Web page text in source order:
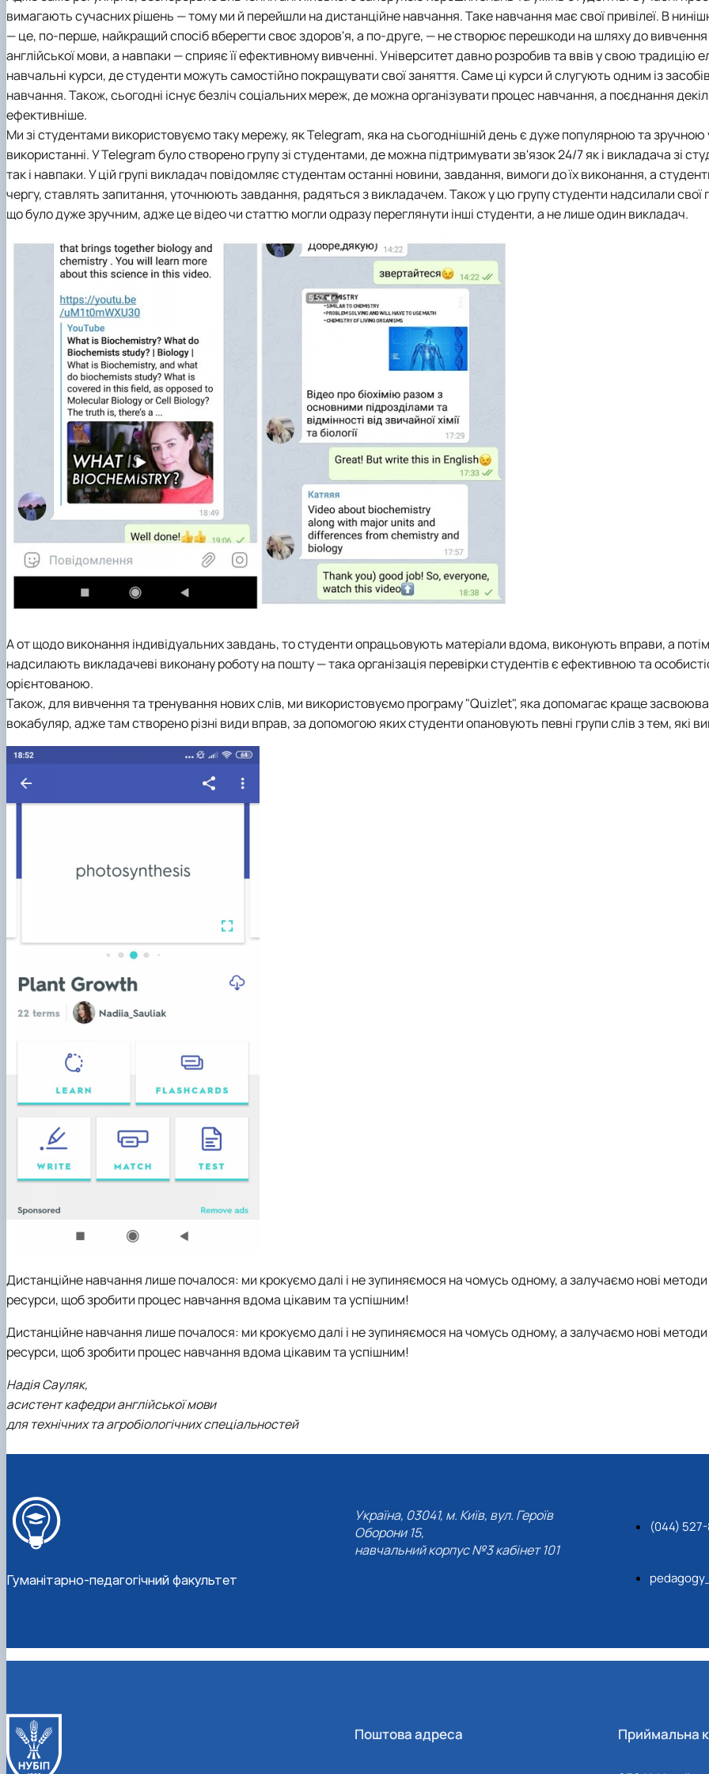
Фотостудія
Телестудія
Галерея відомих випускників
Відповідальні за інформаційне наповнення веб-сторінки факультету
Виховна робота
Пам'яті студентів та випускників факультету – захисників України
Вартість навчання
Центр профорієнтаційної роботи та сприяння працевлаштуванню студентської молоді
ДЕНЬ ВІДКРИТИХ ДВЕРЕЙ
Старостат
Електронні навчальні курси (Elearn)
Наукові школи
Кафедра англійської філології
Кафедра фізичної культури і спорту
Кафедра філософії та міжнародної комунікації
Кафедра психології
Кафедра культурології
вимагають сучасних рішень — тому ми й перейшли на дистанційне навчання. Таке навчання має свої привілеї. В
— це, по-перше, найкращий спосіб вберегти своє здоров'я, а по-друге, — не створює перешкоди на шляху до вивчення
англійської мови, а навпаки — сприяє її ефективному вивченні. Університет давно розробив та ввів у свою традицію
навчальні курси, де студенти можуть самостійно покращувати свої заняття. Саме ці курси й слугують одним із
навчання. Також, сьогодні існує безліч соціальних мереж, де можна організувати процес навчання, а поєднання
ефективніше.
Ми зі студентами використовуємо таку мережу, як Telegram, яка на сьогоднішній день є дуже популярною та зручною
використанні. У Telegram було створено групу зі студентами, де можна підтримувати зв'язок 24/7 як і викладача зі
так і навпаки. У цій групі викладач повідомляє студентам останні новини, завдання, вимоги до їх виконання, а
чергу, ставлять запитання, уточнюють завдання, радяться з викладачем. Також у цю групу студенти надсилали свої
що було дуже зручним, адже це відео чи статтю могли одразу переглянути інші студенти, а не лише один викладач.
А от щодо виконання індивідуальних завдань, то студенти опрацьовують матеріали вдома, виконують вправи, а потім
надсилають викладачеві виконану роботу на пошту — така організація перевірки студентів є ефективною та
орієнтованою.
Також, для вивчення та тренування нових слів, ми використовуємо програму "Quizlet", яка допомагає краще
вокабуляр, адже там створено різні види вправ, за допомогою яких студенти опановують певні групи слів з тем, які
Дистанційне навчання лише почалося: ми крокуємо далі і не зупиняємося на чомусь одному, а залучаємо нові методи
ресурси, щоб зробити процес навчання вдома цікавим та успішним!
Дистанційне навчання лише почалося: ми крокуємо далі і не зупиняємося на чомусь одному, а залучаємо нові методи
ресурси, щоб зробити процес навчання вдома цікавим та успішним!
Надія Сауляк,
асистент кафедри англійської мови
для технічних та агробіологічних спеціальностей
Гуманітарно-педагогічний факультет
Україна, 03041, м. Київ, вул. Героїв
Оборони 15,
навчальний корпус №3 кабінет 101
(044)
Поштова адреса Приймальна